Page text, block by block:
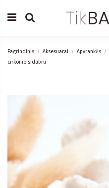
Pagrindinis Aksesuarai Apyrankės
cirkonio sidabru